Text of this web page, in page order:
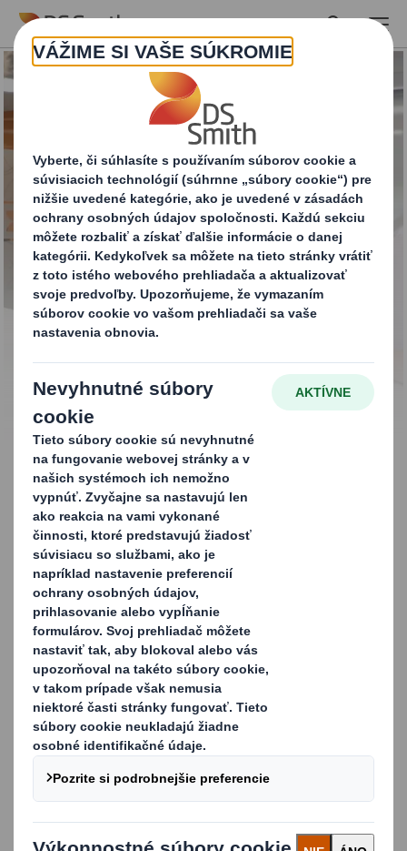
Skip to main content
Obalové riešenia pre
automobilový
priemysel
KONTAKTUJTE NÁS
Obalové riešenia pre
automobilový
priemysel
Naše obalové riešenie pre automobilový priemysel,
GALIA a IMC sú štandardné klopové krabice, ktoré svojimi
rozmermi korešpondujú so štandardnými paletami.
Otestované a schválené podľa štandardu EAQF triedy A
(obaly GALIA) a certifikácií Ford (IMC - ISO pre modulárne
kartóny) udržiavame niekoľko obalov na sklade z dôvodu
vyššej flexibility.